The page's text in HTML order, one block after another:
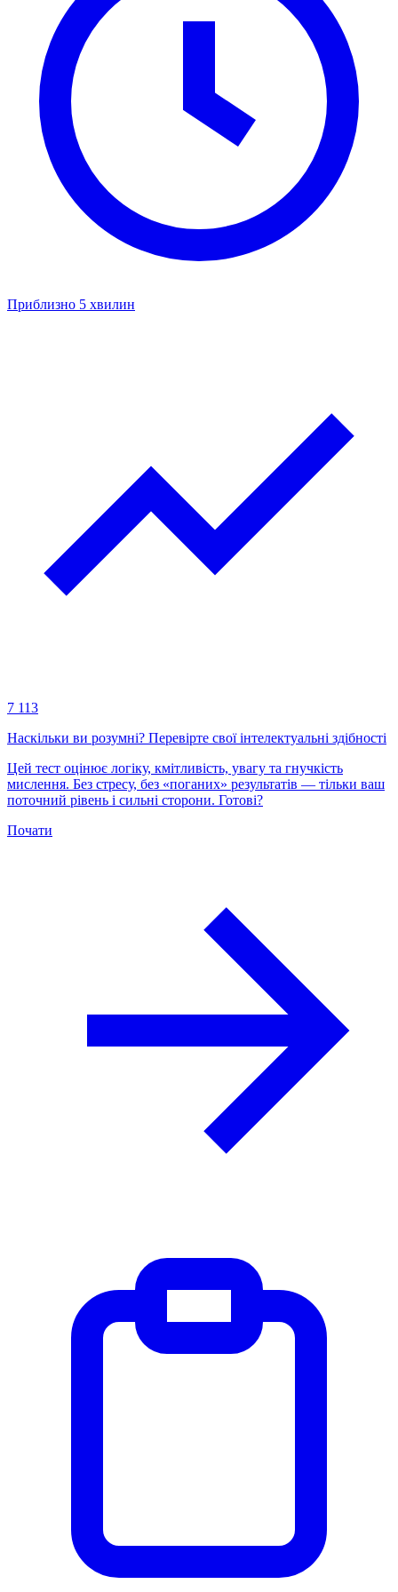
Приблизно 5 хвилин
7 113
Наскільки ви розумні? Перевірте свої інтелектуальні здібності
Цей тест оцінює логіку, кмітливість, увагу та гнучкість
мислення. Без стресу, без «поганих» результатів — тільки ваш
поточний рівень і сильні сторони. Готові?
Почати